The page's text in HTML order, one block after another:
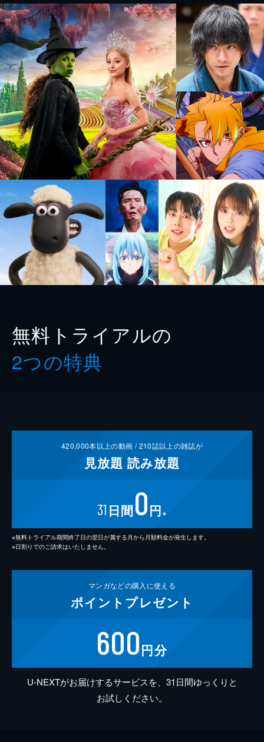
無料トライアルの
2つの特典
420,000本以上の動画 /210誌以上の雑誌が
見放題 読み放題
31 日間0円 ※
※無料トライアル期間終了日の翌日が属する月から月額料金が発生します。
※日割りでのご請求はいたしません。
マンガなどの購入に使える
ポイント プレゼント
600円分
U-NEXTがお届けするサービスを、31日間ゆっくりと
お試しください。